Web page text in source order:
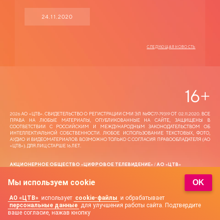
24.11.2020
СЛЕДУЮЩАЯ НОВОСТЬ
2026 АО «ЦТВ‎». СВИДЕТЕЛЬСТВО О РЕГИСТРАЦИИ СМИ ЭЛ №ФС77-79319 ОТ 02.11.2020. ВСЕ
ПРАВА НА ЛЮБЫЕ МАТЕРИАЛЫ, ОПУБЛИКОВАННЫЕ НА САЙТЕ, ЗАЩИЩЕНЫ В
СООТВЕТСТВИИ С РОССИЙСКИМ И МЕЖДУНАРОДНЫМ ЗАКОНОДАТЕЛЬСТВОМ ОБ
ИНТЕЛЛЕКТУАЛЬНОЙ СОБСТВЕННОСТИ. ЛЮБОЕ ИСПОЛЬЗОВАНИЕ ТЕКСТОВЫХ, ФОТО,
АУДИО И ВИДЕОМАТЕРИАЛОВ ВОЗМОЖНО ТОЛЬКО С СОГЛАСИЯ ПРАВООБЛАДАТЕЛЯ (АО
«ЦТВ‎»). ДЛЯ ЛИЦ СТАРШЕ 16 ЛЕТ.
АКЦИОНЕРНОЕ ОБЩЕСТВО «ЦИФРОВОЕ ТЕЛЕВИДЕНИЕ» / АО «ЦТВ»
АДРЕС ЭЛЕКТРОННОЙ ПОЧТЫ ДЛЯ ОБРАЩЕНИЙ —
ПОЛИТИКА АКЦИОНЕРНОГО ОБЩЕСТВА «ЦИФРОВОЕ ТЕЛЕВИДЕНИЕ» В ОТНОШЕНИИ
ОБРАБОТКИ ПЕРСОНАЛЬНЫХ ДАННЫХ
16+
Мы используем cookie OK
АО «ЦТВ» использует cookie-файлы и обрабатывает
персональные данные для улучшения работы сайта. Подтвердите
ваше согласие, нажав кнопку